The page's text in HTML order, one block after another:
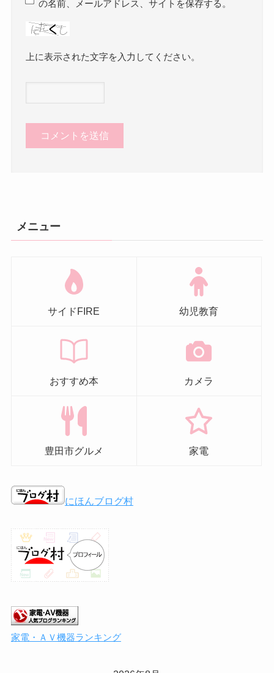
の名前、メールアドレス、サイトを保存する。
上に表示された文字を入力してください。
メニュー
サイドFIRE 幼児教育
おすすめ本 カメラ
豊田市グルメ 家電
にほんブログ村
家電・ＡＶ機器ランキング